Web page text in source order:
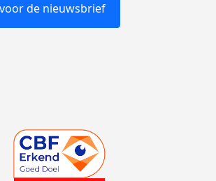
de nieuwsbrief